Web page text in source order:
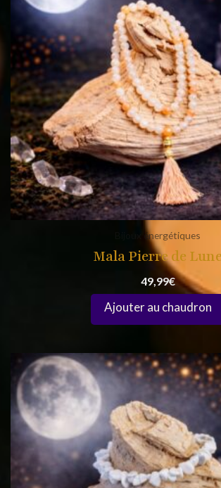
Bijoux énergétiques
Mala Pierre de Lune
49,99€